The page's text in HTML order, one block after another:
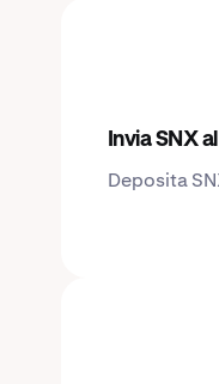
Invia SNX
Deposita